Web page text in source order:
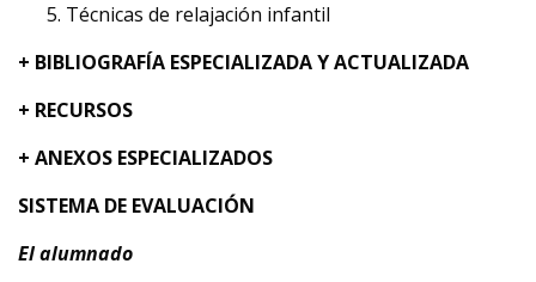
Técnicas de relajación infantil
+ BIBLIOGRAFÍA ESPECIALIZADA Y ACTUALIZADA
+ RECURSOS
+ ANEXOS ESPECIALIZADOS
SISTEMA DE EVALUACIÓN
El alumnado